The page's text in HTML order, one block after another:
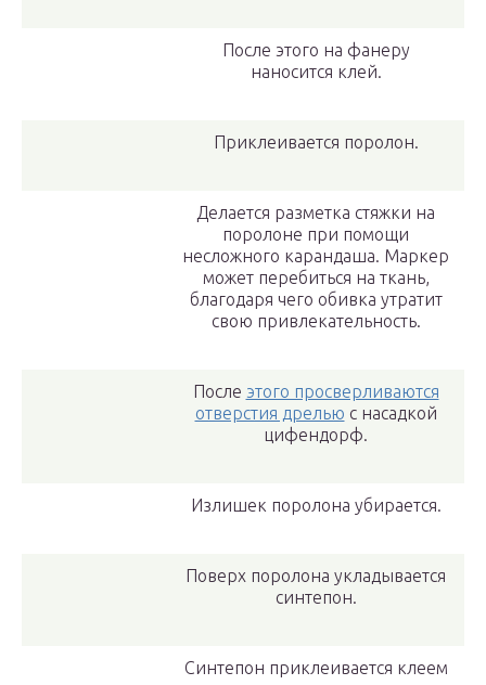
После этого на фанеру
наносится клей.
Приклеивается поролон.
Делается разметка стяжки на
поролоне при помощи
несложного карандаша. Маркер
может перебиться на ткань,
благодаря чего обивка утратит
свою привлекательность.
После этого просверливаются
отверстия дрелью с насадкой
цифендорф.
Излишек поролона убирается.
Поверх поролона укладывается
синтепон.
Синтепон приклеивается клеем